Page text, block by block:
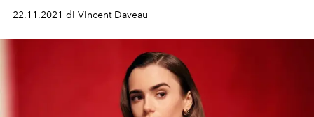
design accattivante, modernità e eleganza sono concetti
dell'orologeria tutto sia spesso questione di
contestualizzazione e soprattutto buon tempismo.
22.11.2021 di Vincent Daveau